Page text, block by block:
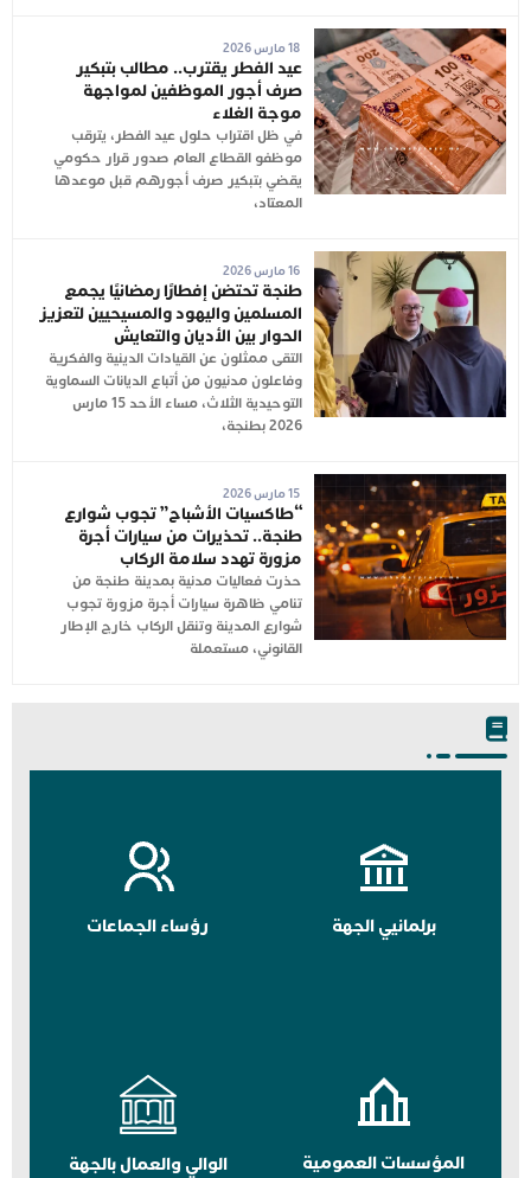
18 مارس 2026
عيد الفطر يقترب.. مطالب بتبكير
صرف أجور الموظفين لمواجهة
موجة الغلاء
في ظل اقتراب حلول عيد الفطر، يترقب
موظفو القطاع العام صدور قرار حكومي
يقضي بتبكير صرف أجورهم قبل موعدها
المعتاد،
16 مارس 2026
طنجة تحتضن إفطارًا رمضانيًا يجمع
المسلمين واليهود والمسيحيين لتعزيز
الحوار بين الأديان والتعايش
التقى ممثلون عن القيادات الدينية والفكرية
وفاعلون مدنيون من أتباع الديانات السماوية
التوحيدية الثلاث، مساء الأحد 15 مارس
2026 بطنجة،
15 مارس 2026
“طاكسيات الأشباح” تجوب شوارع
طنجة.. تحذيرات من سيارات أجرة
مزورة تهدد سلامة الركاب
حذرت فعاليات مدنية بمدينة طنجة من
تنامي ظاهرة سيارات أجرة مزورة تجوب
شوارع المدينة وتنقل الركاب خارج الإطار
القانوني، مستعملة
برلمانيي الجهة رؤساء الجماعات
المؤسسات العمومية الوالي والعمال بالجهة